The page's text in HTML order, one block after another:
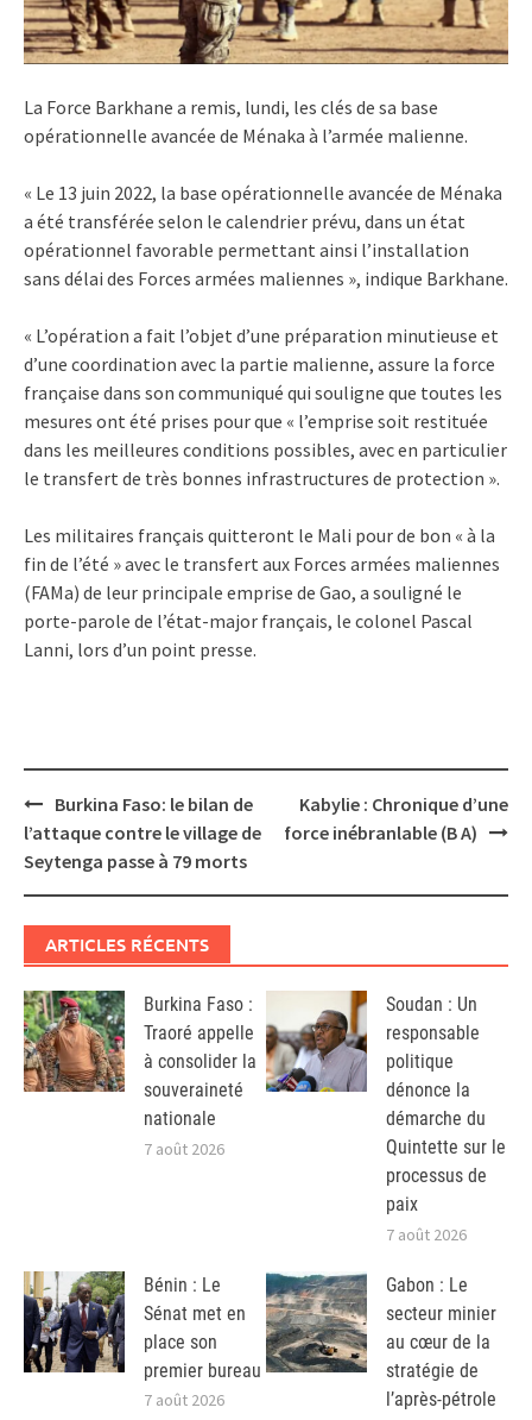
La Force Barkhane a remis, lundi, les clés de sa base
opérationnelle avancée de Ménaka à l’armée malienne.
« Le 13 juin 2022, la base opérationnelle avancée de Ménaka
a été transférée selon le calendrier prévu, dans un état
opérationnel favorable permettant ainsi l’installation
sans délai des Forces armées maliennes », indique Barkhane.
« L’opération a fait l’objet d’une préparation minutieuse et
d’une coordination avec la partie malienne, assure la force
française dans son communiqué qui souligne que toutes les
mesures ont été prises pour que « l’emprise soit restituée
dans les meilleures conditions possibles, avec en particulier
le transfert de très bonnes infrastructures de protection ».
Les militaires français quitteront le Mali pour de bon « à la
fin de l’été » avec le transfert aux Forces armées maliennes
(FAMa) de leur principale emprise de Gao, a souligné le
porte-parole de l’état-major français, le colonel Pascal
Lanni, lors d’un point presse.
Post
navigation
Burkina Faso: le bilan de
l’attaque contre le village de
Seytenga passe à 79 morts
Kabylie : Chronique d’une
force inébranlable (B A)
ARTICLES RÉCENTS
Burkina Faso :
Traoré appelle
à consolider la
souveraineté
nationale
7 août 2026
Soudan : Un
responsable
politique
dénonce la
démarche du
Quintette sur le
processus de
paix
7 août 2026
Bénin : Le
Sénat met en
place son
premier bureau
7 août 2026
Gabon : Le
secteur minier
au cœur de la
stratégie de
l’après-pétrole